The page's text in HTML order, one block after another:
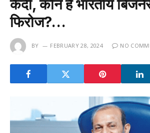
कैदी, कौन हैं भारतीय
फिरोज?…
BY FEBRUARY 28, 2024 NO